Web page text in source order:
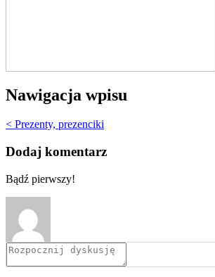
Nawigacja wpisu
< Prezenty, prezenciki
Dodaj komentarz
Bądź pierwszy!